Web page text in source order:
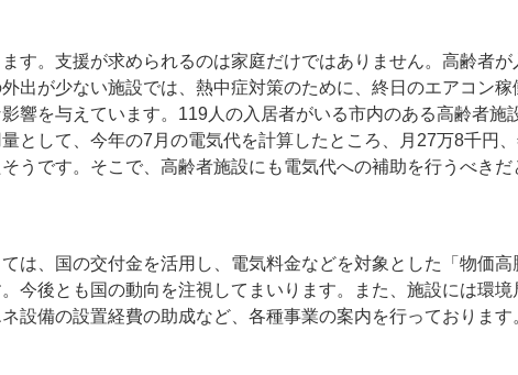
す。支援が求められるのは家庭だけではありません。高齢者
出が少ない施設では、熱中症対策のために、終日のエアコン
響を与えています。119人の入居者がいる市内のある高齢者施
として、今年の7月の電気代を計算したところ、月27万8千円
うです。そこで、高齢者施設にも電気代への補助を行うべき
は、国の交付金を活用し、電気料金などを対象とした「物価
今後とも国の動向を注視してまいります。また、施設には環
設備の設置経費の助成など、各種事業の案内を行っております